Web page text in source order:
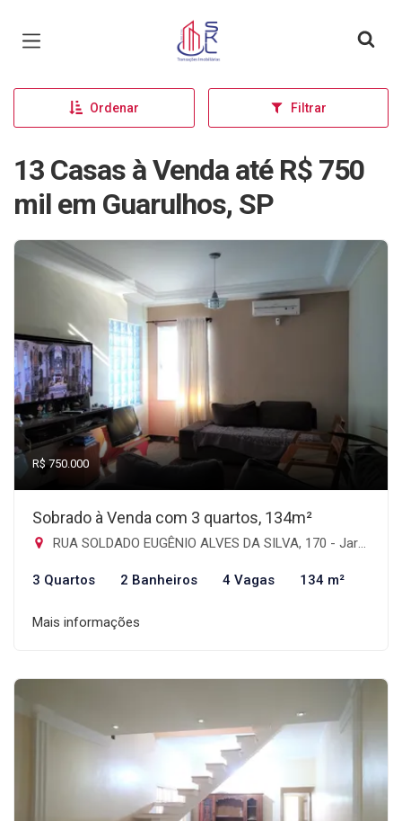
Página inicial
Ordenar Filtrar
13 Casas à Venda até R$ 750
mil em Guarulhos, SP
R$ 750.000
Sobrado à Venda com 3 quartos, 134m²
RUA SOLDADO EUGÊNIO ALVES DA SILVA, 170 - Jardim Imperador, Guarulhos-SP
3 Quartos 2 Banheiros 4 Vagas 134 m²
Mais informações